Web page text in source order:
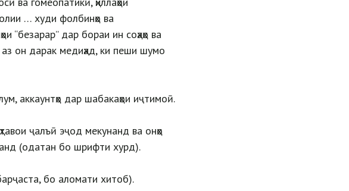
… худи фолбинҳо ва
дар бораи ин соҳаҳо ва
он дарак медиҳад, ки пеши шумо
аккаунтҳо дар шабакаҳои иҷтимоӣ.
ҷалъӣ эҷод мекунанд ва онҳо
(одатан бо шрифти хурд).
бо аломати хитоб).